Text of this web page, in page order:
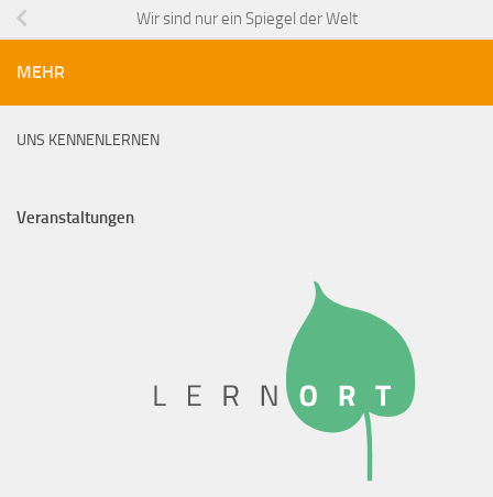
Wir sind nur ein Spiegel der Welt
MEHR
UNS KENNENLERNEN
Veranstaltungen